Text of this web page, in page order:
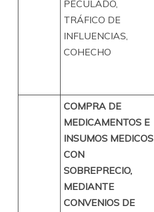
PECULADO,
TRÁFICO DE
INFLUENCIAS,
COHECHO
COMPRA DE
MEDICAMENTOS E
INSUMOS MEDICOS
CON
SOBREPRECIO,
MEDIANTE
CONVENIOS DE